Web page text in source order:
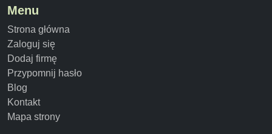
Menu
Strona główna
Zaloguj się
Dodaj firmę
Przypomnij hasło
Blog
Kontakt
Mapa strony